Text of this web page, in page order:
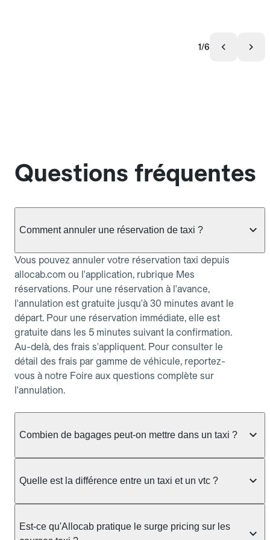
1/6
Questions fréquentes
Comment annuler une réservation de taxi ?
Vous pouvez annuler votre réservation taxi depuis
allocab.com ou l'application, rubrique Mes
réservations. Pour une réservation à l'avance,
l'annulation est gratuite jusqu'à 30 minutes avant le
départ. Pour une réservation immédiate, elle est
gratuite dans les 5 minutes suivant la confirmation.
Au-delà, des frais s'appliquent. Pour consulter le
détail des frais par gamme de véhicule, reportez-
vous à notre Foire aux questions complète sur
l'annulation.
Combien de bagages peut-on mettre dans un taxi ?
taxi berline accueille en général jusqu'à 3 bagages
ou nombreux, précisez-le dans le champ "Message
au chauffeur" lors de la réservation. Le prix n'est
pas impacté par le nombre de bagages.
Quelle est la différence entre un taxi et un vtc ?
prendre en charge directement dans la rue, à une
Est-ce qu'Allocab pratique le surge pricing sur les